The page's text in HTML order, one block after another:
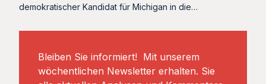
demokratischer Kandidat für Michigan in die…
Bleiben Sie informiert! Mit unserem
wöchentlichen Newsletter erhalten. Sie